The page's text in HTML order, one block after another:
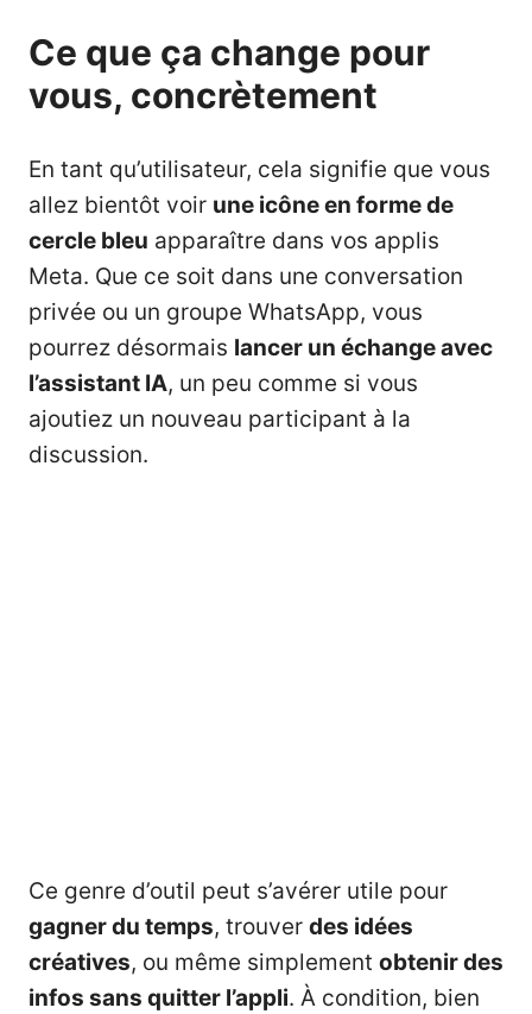
Ce que ça change pour
vous, concrètement
En tant qu’utilisateur, cela signifie que vous
allez bientôt voir une icône en forme de
cercle bleu apparaître dans vos applis
Meta. Que ce soit dans une conversation
privée ou un groupe WhatsApp, vous
pourrez désormais lancer un échange avec
l’assistant IA, un peu comme si vous
ajoutiez un nouveau participant à la
discussion.
Ce genre d’outil peut s’avérer utile pour
gagner du temps, trouver des idées
créatives, ou même simplement obtenir des
infos sans quitter l’appli. À condition, bien